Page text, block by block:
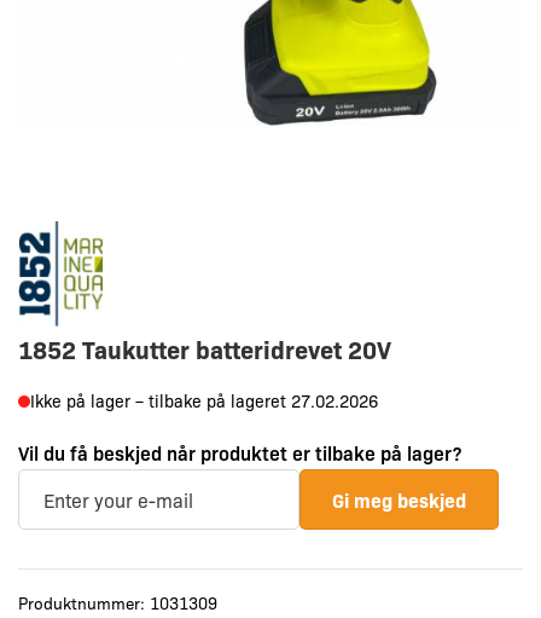
1852 Taukutter batteridrevet 20V
Ikke på lager – tilbake på lageret 27.02.2026
Vil du få beskjed når produktet er tilbake på lager?
Gi meg beskjed
Produktnummer: 1031309